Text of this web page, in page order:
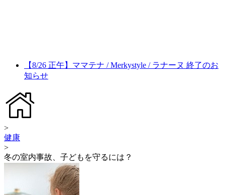
【8/26 正午】ママテナ / Merkystyle / ラナーヌ 終了のお
知らせ
>
健康
>
冬の室内事故、子どもを守るには？